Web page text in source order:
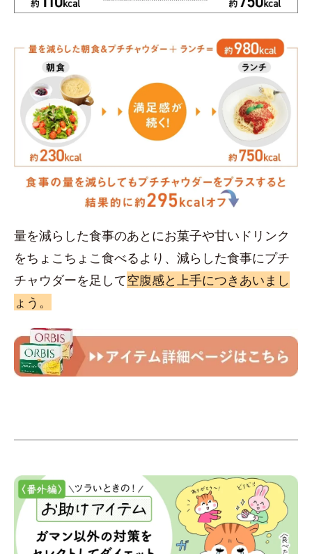
量を減らした食事のあとにお菓子や甘いドリンク
をちょこちょこ食べるより、減らした食事にプチ
チャウダーを足して空腹感と上手につきあいまし
ょう。